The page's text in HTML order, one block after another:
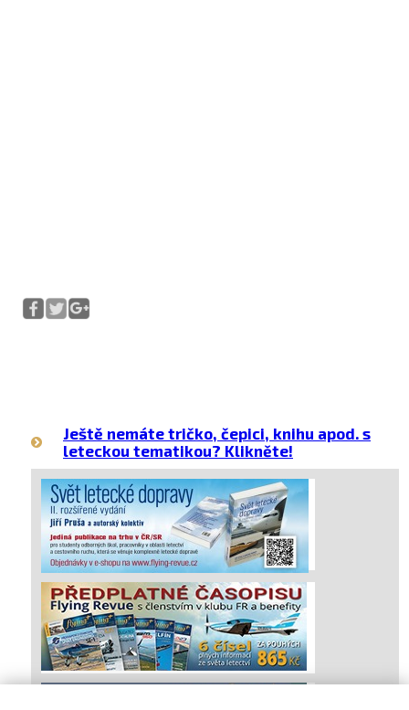
Ještě nemáte tričko, čepici, knihu apod. s
leteckou tematikou? Klikněte!